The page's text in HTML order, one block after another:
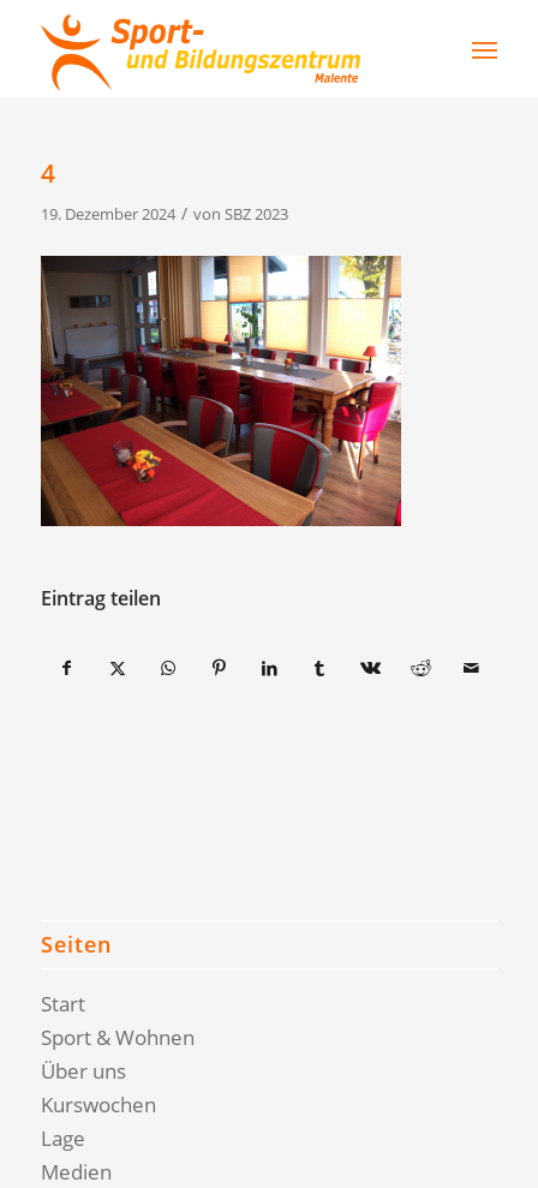
4
19. Dezember 2024 / von SBZ 2023
Eintrag teilen
Seiten
Start
Sport & Wohnen
Über uns
Kurswochen
Lage
Medien